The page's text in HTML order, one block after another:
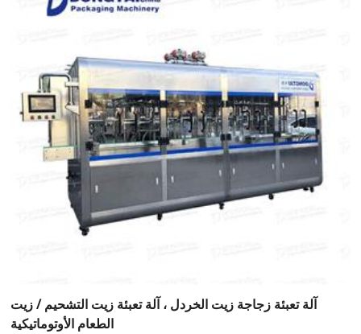
آلة تعبئة زجاجة زيت الخردل ، آلة تعبئة زيت التشحيم / زيت
الطعام الأوتوماتيكية